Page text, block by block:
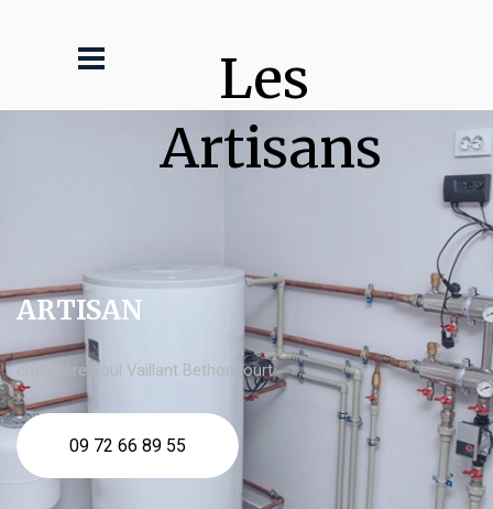
Les
Artisans
ARTISAN
chaudière fioul Vaillant Bethoncourt
09 72 66 89 55